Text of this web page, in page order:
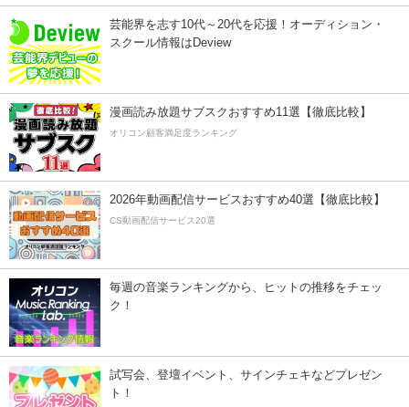
芸能界を志す10代～20代を応援！オーディション・
スクール情報はDeview
漫画読み放題サブスクおすすめ11選【徹底比較】
オリコン顧客満足度ランキング
2026年動画配信サービスおすすめ40選【徹底比較】
CS動画配信サービス20選
毎週の音楽ランキングから、ヒットの推移をチェッ
ク！
試写会、登壇イベント、サインチェキなどプレゼン
ト！